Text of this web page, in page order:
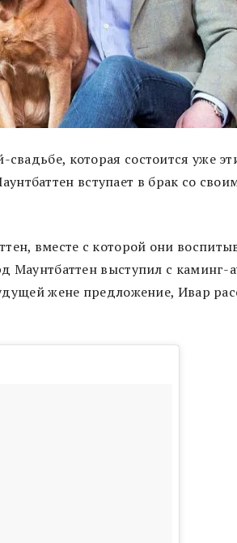
которая состоится уже
вступает в брак со
вместе с которой они
Маунтбаттен выступил с каминг-
жене предложение, Ивар